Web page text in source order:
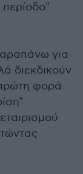
για
διεκδικούν
φορά